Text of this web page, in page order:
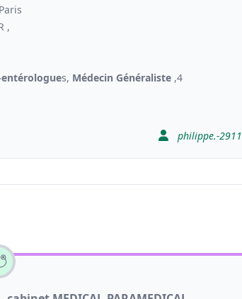
,
entérologues, Médecin Généraliste ,4
philippe.-2911